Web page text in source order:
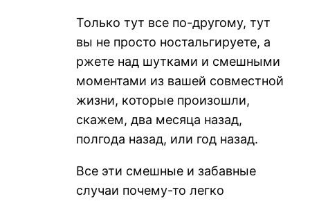
Только тут все по-другому, тут
вы не просто ностальгируете, а
ржете над шутками и смешными
моментами из вашей совместной
жизни, которые произошли,
скажем, два месяца назад,
полгода назад, или год назад.
Все эти смешные и забавные
случаи почему-то легко